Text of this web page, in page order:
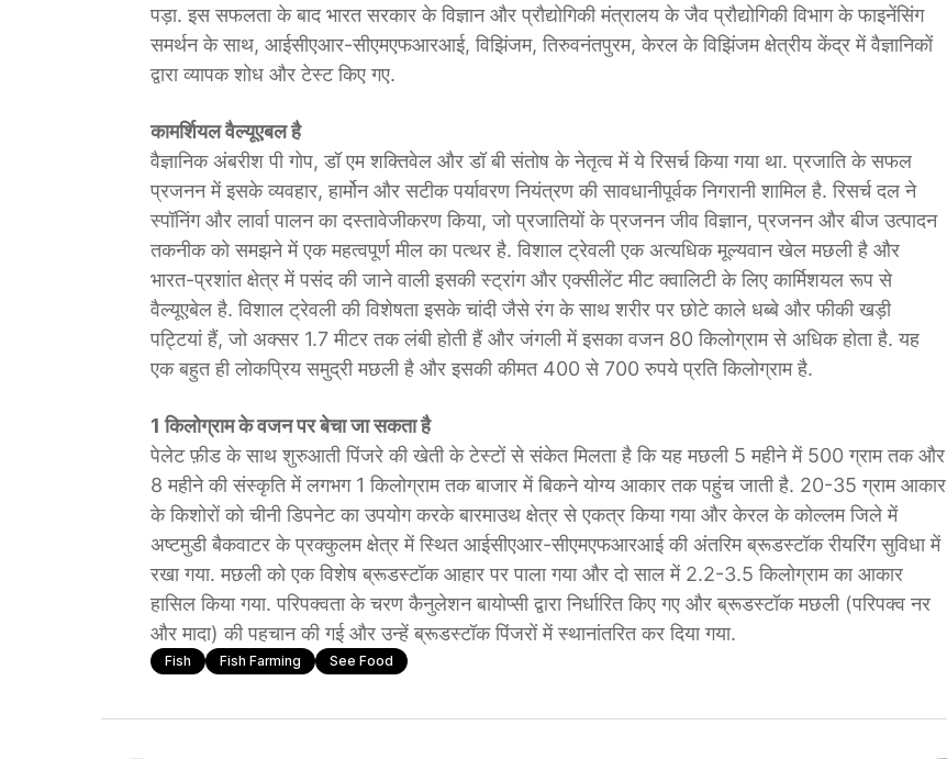
पड़ा. इस सफलता के बाद भारत सरकार के विज्ञान और प्रौद्योगिकी मंत्रालय के जैव प्रौद्योगिकी विभाग के फाइनेंसिंग
समर्थन के साथ, आईसीएआर-सीएमएफआरआई, विझिंजम, तिरुवनंतपुरम, केरल के विझिंजम क्षेत्रीय केंद्र में वैज्ञानिकों
द्वारा व्यापक शोध और टेस्ट किए गए.
कामर्शियल वैल्यूएबल है
वैज्ञानिक अंबरीश पी गोप, डॉ एम शक्तिवेल और डॉ बी संतोष के नेतृत्व में ये रिसर्च किया गया था. प्रजाति के सफल
प्रजनन में इसके व्यवहार, हार्मोन और सटीक पर्यावरण नियंत्रण की सावधानीपूर्वक निगरानी शामिल है. रिसर्च दल ने
स्पॉनिंग और लार्वा पालन का दस्तावेजीकरण किया, जो प्रजातियों के प्रजनन जीव विज्ञान, प्रजनन और बीज उत्पादन
तकनीक को समझने में एक महत्वपूर्ण मील का पत्थर है. विशाल ट्रेवली एक अत्यधिक मूल्यवान खेल मछली है और
भारत-प्रशांत क्षेत्र में पसंद की जाने वाली इसकी स्ट्रांग और एक्सीलेंट मीट क्वालिटी के लिए कार्मिशयल रूप से
वैल्यूएबेल है. विशाल ट्रेवली की विशेषता इसके चांदी जैसे रंग के साथ शरीर पर छोटे काले धब्बे और फीकी खड़ी
पट्टियां हैं, जो अक्सर 1.7 मीटर तक लंबी होती हैं और जंगली में इसका वजन 80 किलोग्राम से अधिक होता है. यह
एक बहुत ही लोकप्रिय समुद्री मछली है और इसकी कीमत 400 से 700 रुपये प्रति किलोग्राम है.
1 किलोग्राम के वजन पर बेचा जा सकता है
पेलेट फ़ीड के साथ शुरुआती पिंजरे की खेती के टेस्टों से संकेत मिलता है कि यह मछली 5 महीने में 500 ग्राम तक और
8 महीने की संस्कृति में लगभग 1 किलोग्राम तक बाजार में बिकने योग्य आकार तक पहुंच जाती है. 20-35 ग्राम आकार
के किशोरों को चीनी डिपनेट का उपयोग करके बारमाउथ क्षेत्र से एकत्र किया गया और केरल के कोल्लम जिले में
अष्टमुडी बैकवाटर के प्रक्कुलम क्षेत्र में स्थित आईसीएआर-सीएमएफआरआई की अंतरिम ब्रूडस्टॉक रीयरिंग सुविधा में
रखा गया. मछली को एक विशेष ब्रूडस्टॉक आहार पर पाला गया और दो साल में 2.2-3.5 किलोग्राम का आकार
हासिल किया गया. परिपक्वता के चरण कैनुलेशन बायोप्सी द्वारा निर्धारित किए गए और ब्रूडस्टॉक मछली (परिपक्व नर
और मादा) की पहचान की गई और उन्हें ब्रूडस्टॉक पिंजरों में स्थानांतरित कर दिया गया.
Fish Fish Farming See Food